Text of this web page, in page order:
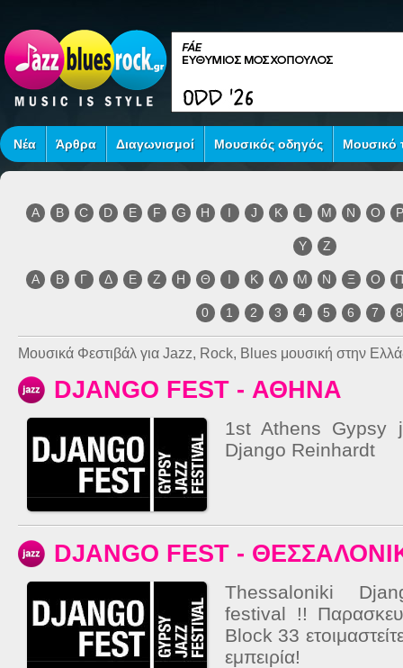
Νέα Άρθρα Διαγωνισμοί Μουσικός οδηγός Μουσικό
A B C D E F G H I J K L M N O P
Y Z
Α Β Γ Δ Ε Ζ Η Θ Ι Κ Λ Μ Ν Ξ Ο
0 1 2 3 4 5 6 7 8
Μουσικά Φεστιβάλ για Jazz, Rock, Blues μουσική στην
DJANGO FEST - ΑΘΗΝΑ
1st Athens Gypsy
Django Reinhardt
DJANGO FEST -
Thessaloniki
festival !!
Block 33
εμπειρία!